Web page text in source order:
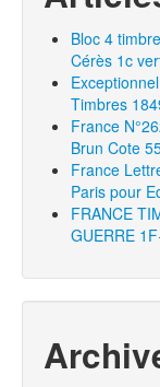
Bloc 4
Cérès 1c
Timbres
France
Brun Cote
France
Paris pour
FRANCE
GUERRE